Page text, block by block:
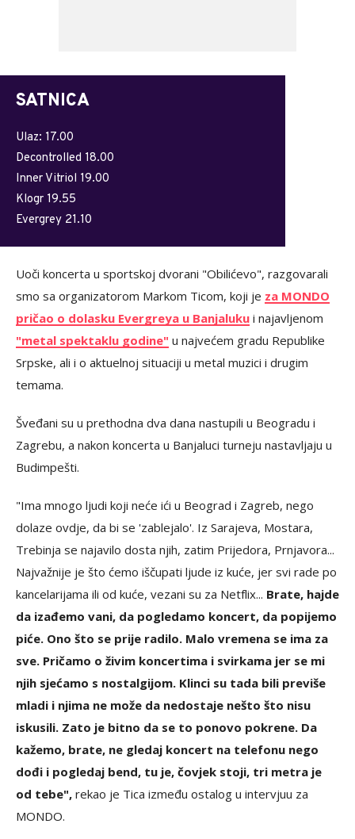
SATNICA
Ulaz: 17.00
Decontrolled 18.00
Inner Vitriol 19.00
Klogr 19.55
Evergrey 21.10
Uoči koncerta u sportskoj dvorani "Obilićevo", razgovarali
smo sa organizatorom Markom Ticom, koji je za MONDO
pričao o dolasku Evergreya u Banjaluku i najavljenom
"metal spektaklu godine" u najvećem gradu Republike
Srpske, ali i o aktuelnoj situaciji u metal muzici i drugim
temama.
Šveđani su u prethodna dva dana nastupili u Beogradu i
Zagrebu, a nakon koncerta u Banjaluci turneju nastavljaju u
Budimpešti.
"Ima mnogo ljudi koji neće ići u Beograd i Zagreb, nego
dolaze ovdje, da bi se 'zablejalo'. Iz Sarajeva, Mostara,
Trebinja se najavilo dosta njih, zatim Prijedora, Prnjavora...
Najvažnije je što ćemo iščupati ljude iz kuće, jer svi rade po
kancelarijama ili od kuće, vezani su za Netflix... Brate, hajde
da izađemo vani, da pogledamo koncert, da popijemo
piće. Ono što se prije radilo. Malo vremena se ima za
sve. Pričamo o živim koncertima i svirkama jer se mi
njih sjećamo s nostalgijom. Klinci su tada bili previše
mladi i njima ne može da nedostaje nešto što nisu
iskusili. Zato je bitno da se to ponovo pokrene. Da
kažemo, brate, ne gledaj koncert na telefonu nego
dođi i pogledaj bend, tu je, čovjek stoji, tri metra je
od tebe", rekao je Tica između ostalog u intervjuu za
MONDO.